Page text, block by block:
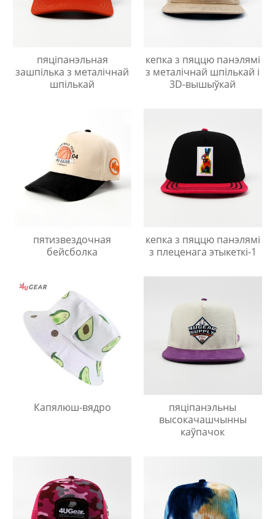
пяціпанэльная
зашпілька з металічнай
шпількай
кепка з пяццю панэлямі
з металічнай шпількай і
3D-вышыўкай
пятизвездочная
бейсболка
кепка з пяццю панэлямі
з плеценага этыкеткі-1
Капялюш-вядро
пяціпанэльны
высокачашчынны
каўпачок